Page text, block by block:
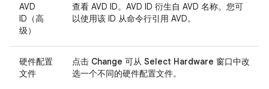
AVD
ID（高
级）
查看 AVD ID。AVD ID 衍生自 AVD 名称。您可
以使用该 ID 从命令行引用 AVD。
硬件配置
文件
点击 Change 可从 Select Hardware 窗口中改
选一个不同的硬件配置文件。